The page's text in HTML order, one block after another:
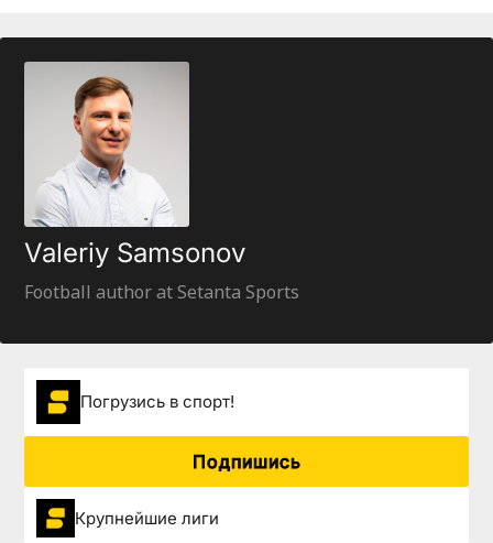
Valeriy Samsonov
Football author at Setanta Sports
Погрузиcь в спорт!
Подпишись
Крупнейшие лиги